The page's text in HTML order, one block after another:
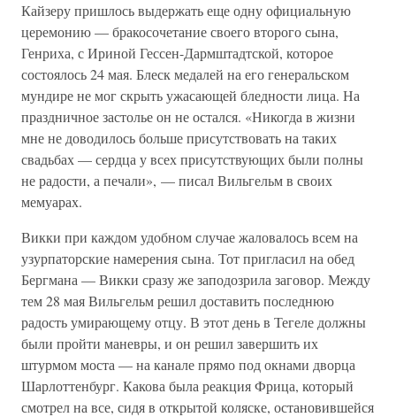
Кайзеру пришлось выдержать еще одну официальную
церемонию — бракосочетание своего второго сына,
Генриха, с Ириной Гессен-Дармштадтской, которое
состоялось 24 мая. Блеск медалей на его генеральском
мундире не мог скрыть ужасающей бледности лица. На
праздничное застолье он не остался. «Никогда в жизни
мне не доводилось больше присутствовать на таких
свадьбах — сердца у всех присутствующих были полны
не радости, а печали», — писал Вильгельм в своих
мемуарах.
Викки при каждом удобном случае жаловалось всем на
узурпаторские намерения сына. Тот пригласил на обед
Бергмана — Викки сразу же заподозрила заговор. Между
тем 28 мая Вильгельм решил доставить последнюю
радость умирающему отцу. В этот день в Тегеле должны
были пройти маневры, и он решил завершить их
штурмом моста — на канале прямо под окнами дворца
Шарлоттенбург. Какова была реакция Фрица, который
смотрел на все, сидя в открытой коляске, остановившейся